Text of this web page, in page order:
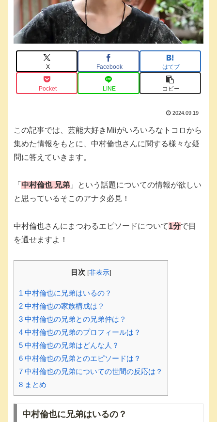
X Facebook はてブ
Pocket LINE コピー
2024.09.19
この記事では、芸能大好きMiiがいろいろなトコロから
集めた情報をもとに、中村倫也さんに関する様々な疑
問に答えていきます。
「 中村倫也 兄弟 」という話題についての情報が欲しい
と思っているそこのアナタ必見！
中村倫也さんにまつわるエピソードについて1分で目
を通せますよ！
目次 [非表示]
1 中村倫也に兄弟はいるの？
2 中村倫也の家族構成は？
3 中村倫也の兄弟との兄弟仲は？
4 中村倫也の兄弟のプロフィールは？
5 中村倫也の兄弟はどんな人？
6 中村倫也の兄弟とのエピソードは？
7 中村倫也の兄弟についての世間の反応は？
8 まとめ
中村倫也に兄弟はいるの？